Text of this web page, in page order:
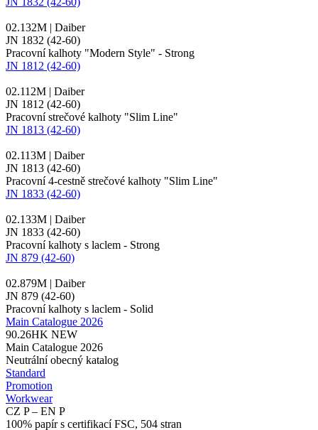
02.132M | Daiber
JN 1832 (42-60)
Pracovní kalhoty "Modern Style" - Strong
JN 1812 (42-60)
02.112M | Daiber
JN 1812 (42-60)
Pracovní strečové kalhoty "Slim Line"
JN 1813 (42-60)
02.113M | Daiber
JN 1813 (42-60)
Pracovní 4-cestně strečové kalhoty "Slim Line"
JN 1833 (42-60)
02.133M | Daiber
JN 1833 (42-60)
Pracovní kalhoty s laclem - Strong
JN 879 (42-60)
02.879M | Daiber
JN 879 (42-60)
Pracovní kalhoty s laclem - Solid
Main Catalogue 2026
90.26HK NEW
Main Catalogue 2026
Neutrální obecný katalog
Standard
Promotion
Workwear
CZ P – EN P
100% papír s certifikací FSC, 504 stran